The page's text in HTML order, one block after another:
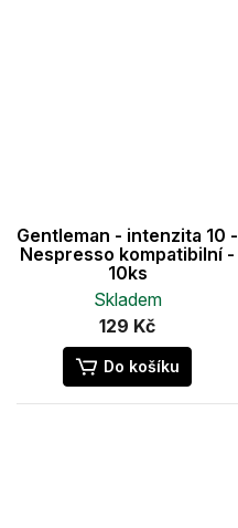
Gentleman - intenzita 10 -
Nespresso kompatibilní -
10ks
Skladem
129 Kč
Do košíku